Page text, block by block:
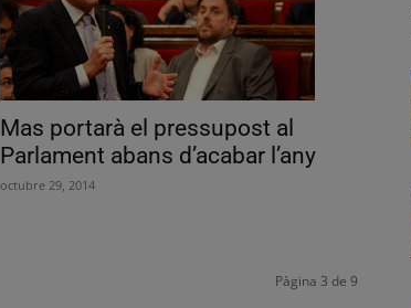
Mas portarà el pressupost al
Parlament abans d’acabar l’any
octubre 29, 2014
Pàgina 3 de 9